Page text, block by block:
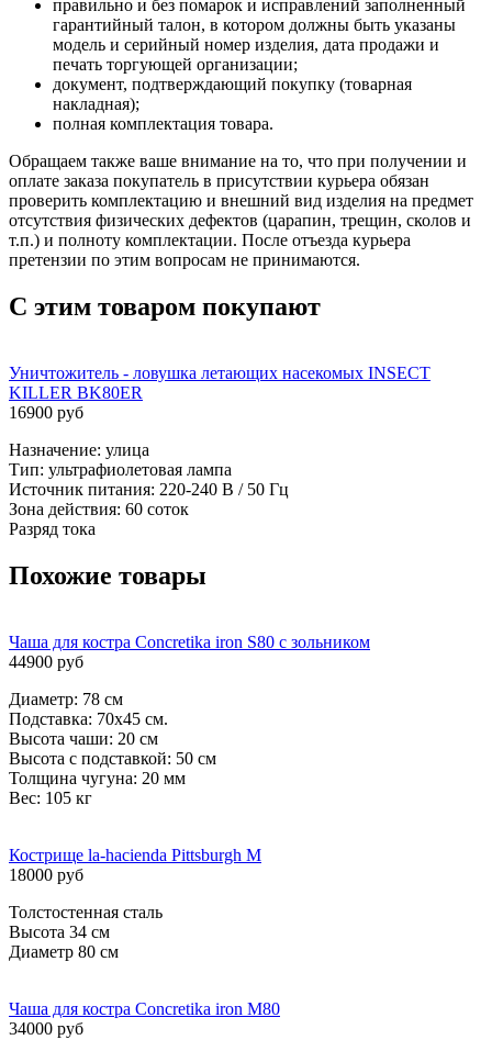
правильно и без помарок и исправлений заполненный
гарантийный талон, в котором должны быть указаны
модель и серийный номер изделия, дата продажи и
печать торгующей организации;
документ, подтверждающий покупку (товарная
накладная);
полная комплектация товара.
Обращаем также ваше внимание на то, что при получении и
оплате заказа покупатель в присутствии курьера обязан
проверить комплектацию и внешний вид изделия на предмет
отсутствия физических дефектов (царапин, трещин, сколов и
т.п.) и полноту комплектации. После отъезда курьера
претензии по этим вопросам не принимаются.
С этим товаром покупают
Уничтожитель - ловушка летающих насекомых INSECT
KILLER BK80ER
16900 руб
Назначение: улица
Тип: ультрафиолетовая лампа
Источник питания: 220-240 В / 50 Гц
Зона действия: 60 соток
Разряд тока
Похожие товары
Чаша для костра Concretika iron S80 c зольником
44900 руб
Диаметр: 78 см
Подставка: 70х45 см.
Высота чаши: 20 см
Высота с подставкой: 50 см
Толщина чугуна: 20 мм
Вес: 105 кг
Кострище la-hacienda Pittsburgh M
18000 руб
Толстостенная сталь
Высота 34 см
Диаметр 80 см
Чаша для костра Concretika iron M80
34000 руб